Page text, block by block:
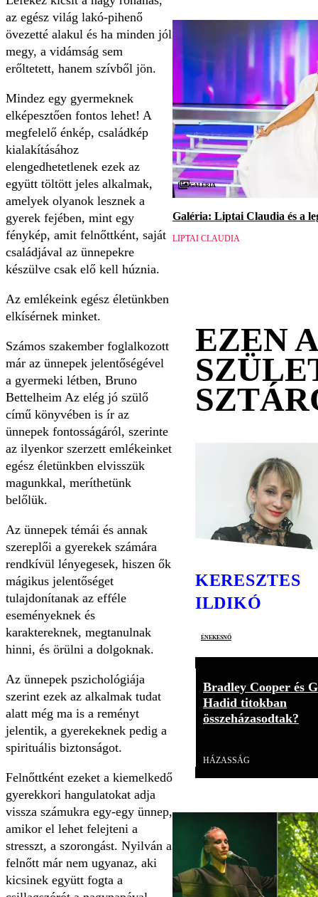
az egész világ lakó-pihenő
övezetté alakul és ha minden jól
megy, a vidámság sem
erőltetett, hanem szívből jön.
Mindez egy gyermeknek
elképesztően fontos lehet! A
megfelelő énkép, családkép
kialakításához
elengedhetetlenek ezek az
együtt töltött jeles alkalmak,
amelyek olyanok lesznek a
gyerek fejében, mint egy
fénykép, amit felnőttként, saját
családjával az ünnepekre
készülve csak elő kell húznia.
Az emlékeink egész életünkben
elkísérnek minket.
Számos szakember foglalkozott
már az ünnepek jelentőségével
a gyermeki létben, Bruno
Bettelheim Az elég jó szülő
című könyvében is ír az
ünnepek fontosságáról, szerinte
az ilyenkor szerzett emlékeinket
egész életünkben elvisszük
magunkkal, meríthetünk
belőlük.
Az ünnepek témái és annak
szereplői a gyerekek számára
rendkívül lényegesek, hiszen ők
mágikus jelentőséget
tulajdonítanak az efféle
eseményeknek és
karaktereknek, megtanulnak
hinni, és örülni a dolgoknak.
Az ünnepek pszichológiája
szerint ezek az alkalmak tudat
alatt még ma is a reményt
jelentik, a gyerekeknek pedig a
spirituális biztonságot.
Felnőttként ezeket a kiemelkedő
gyerekkori hangulatokat adja
vissza számukra egy-egy ünnep,
amikor el lehet felejteni a
stresszt, a szorongást. Nyilván a
felnőtt már nem ugyanaz, aki
kicsinek együtt fogta a
Galéria
Galéria: Liptai Claudia és a
LIPTAI CLAUDIA
EZEN
KERESZTES
ILDIKÓ
énekesnő
Bradley Cooper és
Hadid titokban
összeházasodtak?
HÁZASSÁG